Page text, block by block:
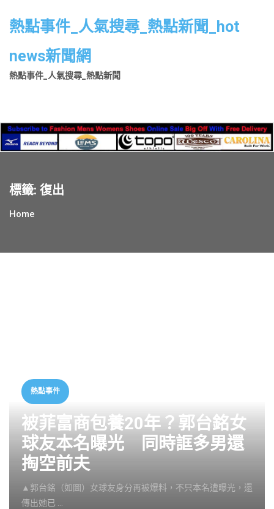
熱點事件_人氣搜尋_熱點新聞_hot
news新聞網
熱點事件_人氣搜尋_熱點新聞
標籤: 復出
Home
熱點事件
被菲富商包養20年？郭台銘女
球友本名曝光 同時誆多男還
掏空前夫
▲郭台銘（如圖）女球友身分再被爆料，不只本名遭曝光，還
傳出她已 …